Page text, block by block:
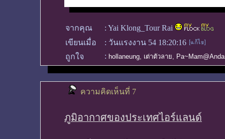
จากคุณ : Yai Klong_Tour Rai
เขียนเมื่อ
: วันแรงงาน 54 18:20:16
ถูกใจ
: hollaneung, เต่าตัวลาย,
ความคิดเห็นที่ 7
ภูมิอากาศของประเทศไอร์แลนด์